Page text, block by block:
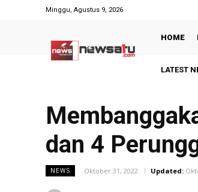
Minggu, Agustus 9, 2026
HOME
LATEST
dan 4
NEWS Oktober 31, 2022 Updated: